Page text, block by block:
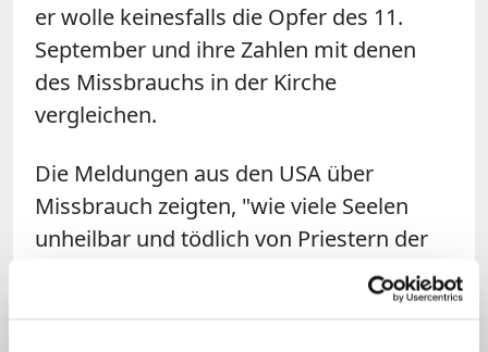
er wolle keinesfalls die Opfer des 11.
September und ihre Zahlen mit denen
des Missbrauchs in der Kirche
vergleichen.
Die Meldungen aus den USA über
Missbrauch zeigten, "wie viele Seelen
unheilbar und tödlich von Priestern der
katholischen Kirche verletzt wurden". Der
Erzbischof weiter: "Sie überbringen uns